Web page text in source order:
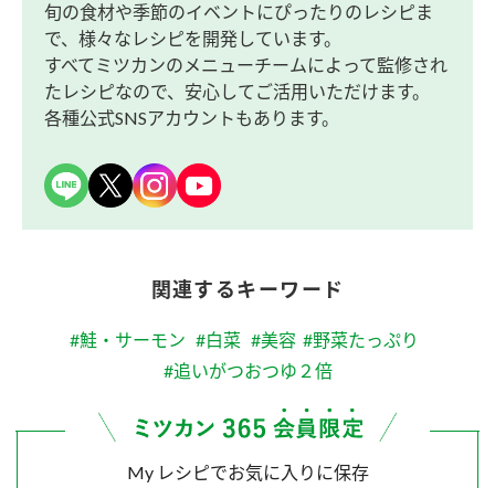
旬の食材や季節のイベントにぴったりのレシピま
で、様々なレシピを開発しています。
すべてミツカンのメニューチームによって監修され
たレシピなので、安心してご活用いただけます。
各種公式SNSアカウントもあります。
関連するキーワード
#鮭・サーモン #白菜 #美容 #野菜たっぷり
#追いがつおつゆ２倍
My レシピでお気に入りに保存